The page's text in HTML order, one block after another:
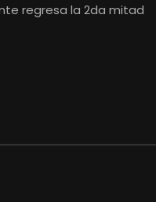
regresa la 2da mitad